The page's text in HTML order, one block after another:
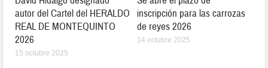
autor del Cartel del HERALDO
REAL DE MONTEQUINTO
2026
15 octubre 2025
inscripción para las carrozas
de reyes 2026
14 octubre 2025